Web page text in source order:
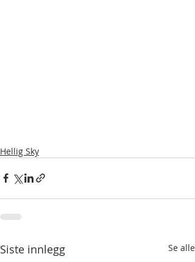
Hellig Sky
Siste innlegg Se alle